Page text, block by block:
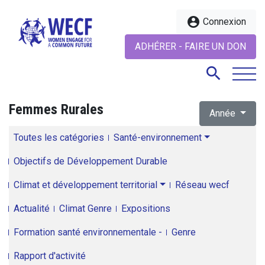
account_circle Connexion
ADHÉRER - FAIRE UN DON
search
Femmes Rurales Année
Toutes les catégories Santé-environnement
Objectifs de Développement Durable
Climat et développement territorial Réseau wecf
Actualité Climat Genre Expositions
Formation santé environnementale - Genre
Rapport d'activité